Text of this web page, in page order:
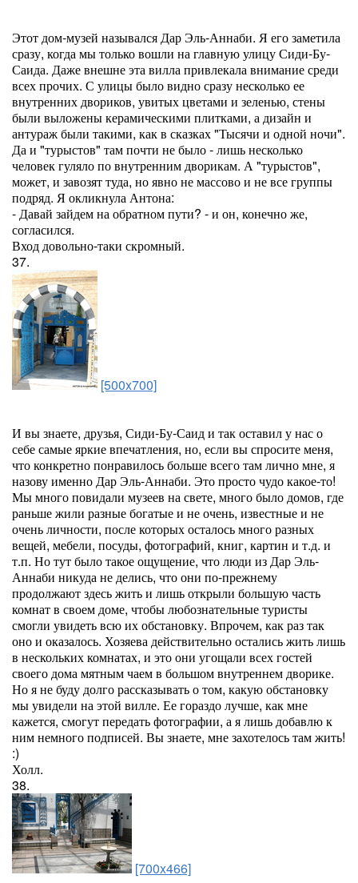
Этот дом-музей назывался Дар Эль-Аннаби. Я его заметила
сразу, когда мы только вошли на главную улицу Сиди-Бу-
Саида. Даже внешне эта вилла привлекала внимание среди
всех прочих. С улицы было видно сразу несколько ее
внутренних двориков, увитых цветами и зеленью, стены
были выложены керамическими плитками, а дизайн и
антураж были такими, как в сказках "Тысячи и одной ночи".
Да и "турыстов" там почти не было - лишь несколько
человек гуляло по внутренним дворикам. А "турыстов",
может, и завозят туда, но явно не массово и не все группы
подряд. Я окликнула Антона:
- Давай зайдем на обратном пути? - и он, конечно же,
согласился.
Вход довольно-таки скромный.
37.
[500x700]
И вы знаете, друзья, Сиди-Бу-Саид и так оставил у нас о
себе самые яркие впечатления, но, если вы спросите меня,
что конкретно понравилось больше всего там лично мне, я
назову именно Дар Эль-Аннаби. Это просто чудо какое-то!
Мы много повидали музеев на свете, много было домов, где
раньше жили разные богатые и не очень, известные и не
очень личности, после которых осталось много разных
вещей, мебели, посуды, фотографий, книг, картин и т.д. и
т.п. Но тут было такое ощущение, что люди из Дар Эль-
Аннаби никуда не делись, что они по-прежнему
продолжают здесь жить и лишь открыли большую часть
комнат в своем доме, чтобы любознательные туристы
смогли увидеть всю их обстановку. Впрочем, как раз так
оно и оказалось. Хозяева действительно остались жить лишь
в нескольких комнатах, и это они угощали всех гостей
своего дома мятным чаем в большом внутреннем дворике.
Но я не буду долго рассказывать о том, какую обстановку
мы увидели на этой вилле. Ее гораздо лучше, как мне
кажется, смогут передать фотографии, а я лишь добавлю к
ним немного подписей. Вы знаете, мне захотелось там жить!
:)
Холл.
38.
[700x466]